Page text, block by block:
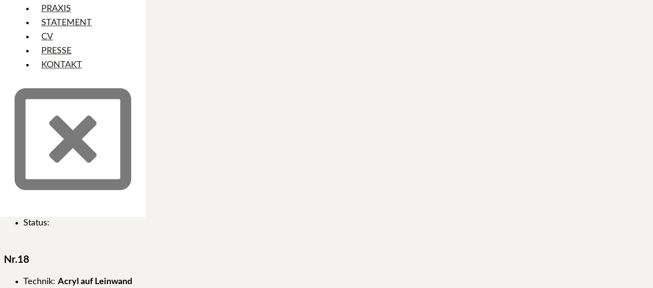
PRAXIS
STATEMENT
CV
PRESSE
KONTAKT
Technik:Acryl auf Leinwand
Werknummer:
Werknummer:
Status:
Nr.18
Technik: Acryl auf Leinwand